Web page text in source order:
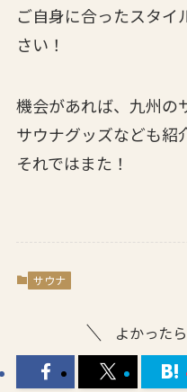
ご自身に合ったスタイ
さい！
機会があれば、九州の
サウナグッズなども紹
それではまた！
サウナ
よかった